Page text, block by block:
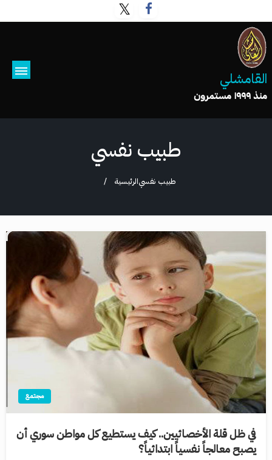
القامشلي
منذ ١٩٩٩ مستمرون
طبيب نفسي
الرئيسيةطبيب نفسي
مجتمع
في ظل قلة الأخصائيين.. كيف يستطيع كل مواطن سوري أن
يصبح معالجاً نفسياً ابتدائياً؟